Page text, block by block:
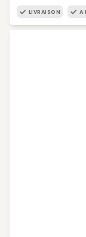
LIVRAISON A